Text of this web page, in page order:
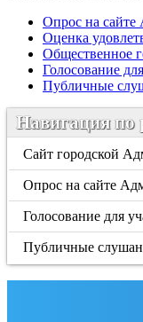
Опрос на сайте
Оценка
Общественное
Голосование
Публичные
Навигация по
Сайт городской
Опрос на сайте
Голосование для
Публичные